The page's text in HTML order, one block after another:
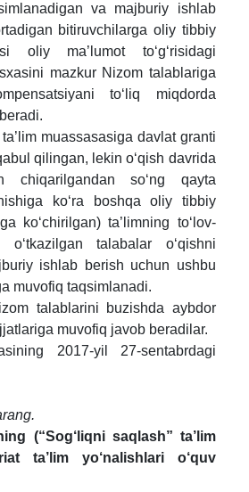
va majburiy ishlab
bitiruvchilarga oliy tibbiy
oliy ma’lumot to‘g‘risidagi
mazkur Nizom talablariga
to‘liq miqdorda
muassasasiga davlat granti
qilingan, lekin o‘qish davrida
chiqarilgandan so‘ng qayta
ko‘ra boshqa oliy tibbiy
ko‘chirilgan) ta’limning to‘lov-
o‘tkazilgan talabalar o‘qishni
ishlab berish uchun ushbu
muvofiq taqsimlanadi.
talablarini buzishda aybdor
muvofiq javob beradilar.
2017-yil 27-sentabrdagi
(“Sog‘liqni saqlash” ta’lim
ta’lim yo‘nalishlari o‘quv